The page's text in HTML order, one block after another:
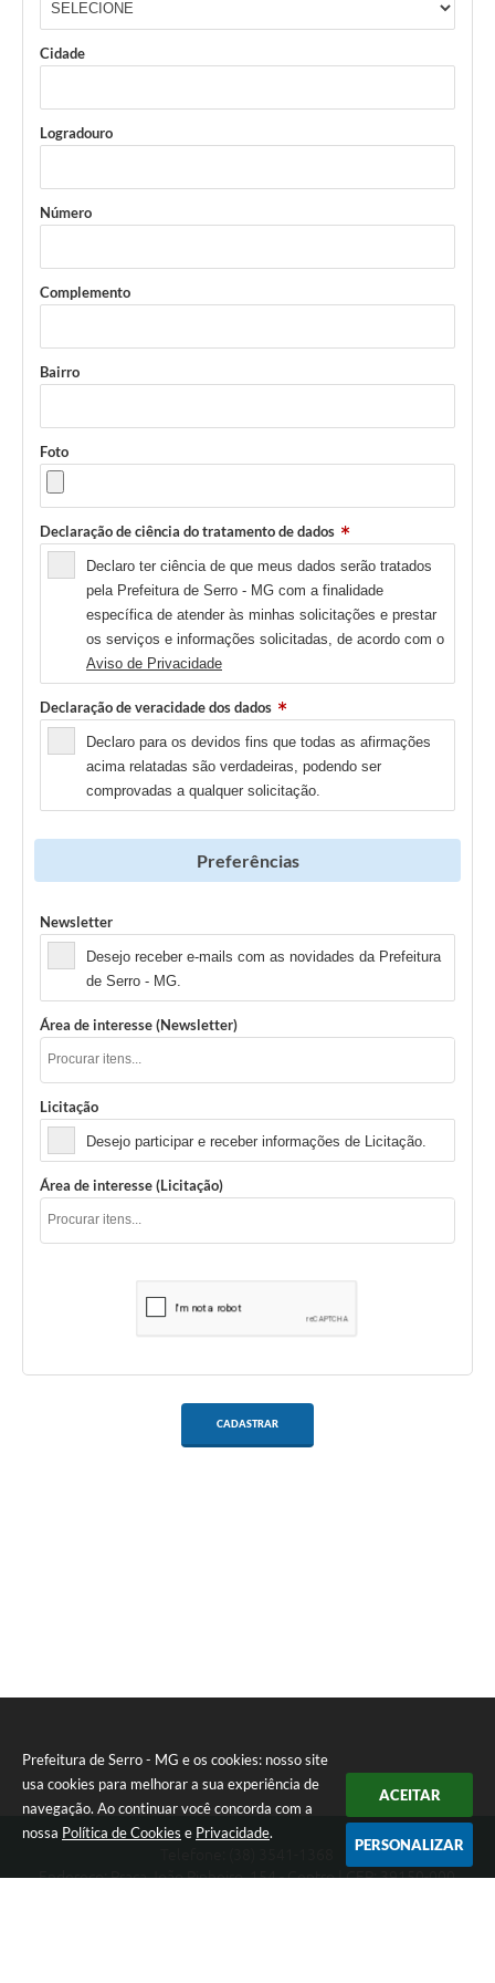
Prefeitura de Serro - MG e os cookies: nosso site
usa cookies para melhorar a sua experiência de
navegação. Ao continuar você concorda com a
nossa Política de Cookies e Privacidade.
ACEITAR
PERSONALIZAR
Cidade
Logradouro
Número
Complemento
Bairro
Foto
Declaração de ciência do tratamento de dados
Declaro ter ciência de que meus dados serão tratados
pela Prefeitura de Serro - MG com a finalidade
específica de atender às minhas solicitações e prestar
os serviços e informações solicitadas, de acordo com o
Aviso de Privacidade
Declaração de veracidade dos dados
Declaro para os devidos fins que todas as afirmações
acima relatadas são verdadeiras, podendo ser
comprovadas a qualquer solicitação.
Preferências
Newsletter
Desejo receber e-mails com as novidades da Prefeitura
de Serro - MG.
Área de interesse (Newsletter)
Licitação
Desejo participar e receber informações de Licitação.
Área de interesse (Licitação)
CADASTRAR
Endereço: Praça João Pinheiro, 154 - Centro | CEP: 39150-000